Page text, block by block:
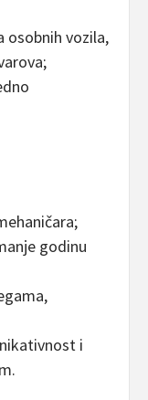
osobnih vozila,
godinu
i